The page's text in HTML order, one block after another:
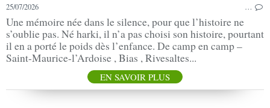
25/07/2026 …
Une mémoire née dans le silence, pour que l’histoire ne
s’oublie pas. Né harki, il n’a pas choisi son histoire, pourtant
il en a porté le poids dès l’enfance. De camp en camp –
Saint-Maurice-l’Ardoise , Bias , Rivesaltes...
EN SAVOIR PLUS